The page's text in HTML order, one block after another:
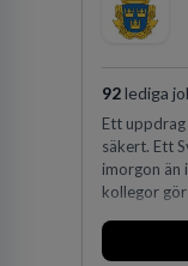
92lediga
Ett
säkert. Ett
imorgon än
kollegor